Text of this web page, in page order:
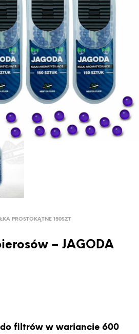
PROSTOKĄTNE 150SZT
– JAGODA
do filtrów w wariancie 600